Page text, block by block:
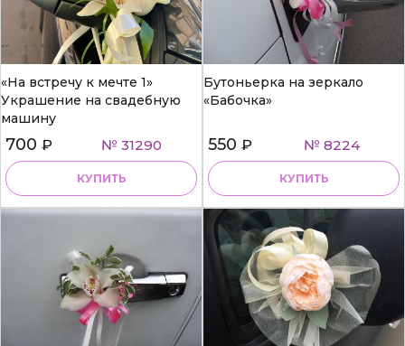
«На встречу к мечте 1»
Украшение на свадебную
машину
700 ₽ № 31290
КУПИТЬ
Бутоньерка на зеркало
«Бабочка»
550 ₽ № 8224
КУПИТЬ